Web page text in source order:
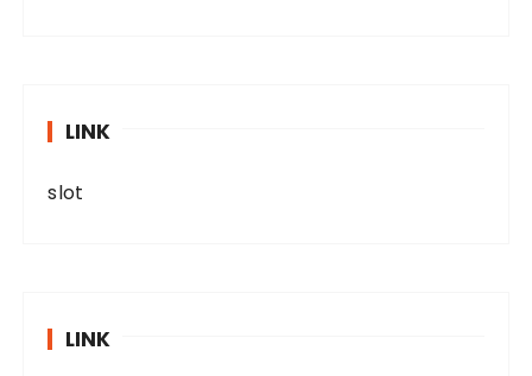
LINK
slot
LINK